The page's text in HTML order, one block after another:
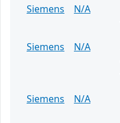
Siemens
N/A
Siemens
N/A
Siemens
N/A